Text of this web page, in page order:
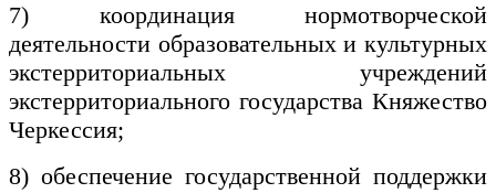
7) координация нормотворческой
деятельности образовательных и культурных
экстерриториальных учреждений
экстерриториального государства Княжество
Черкессия;
8) обеспечение государственной поддержки